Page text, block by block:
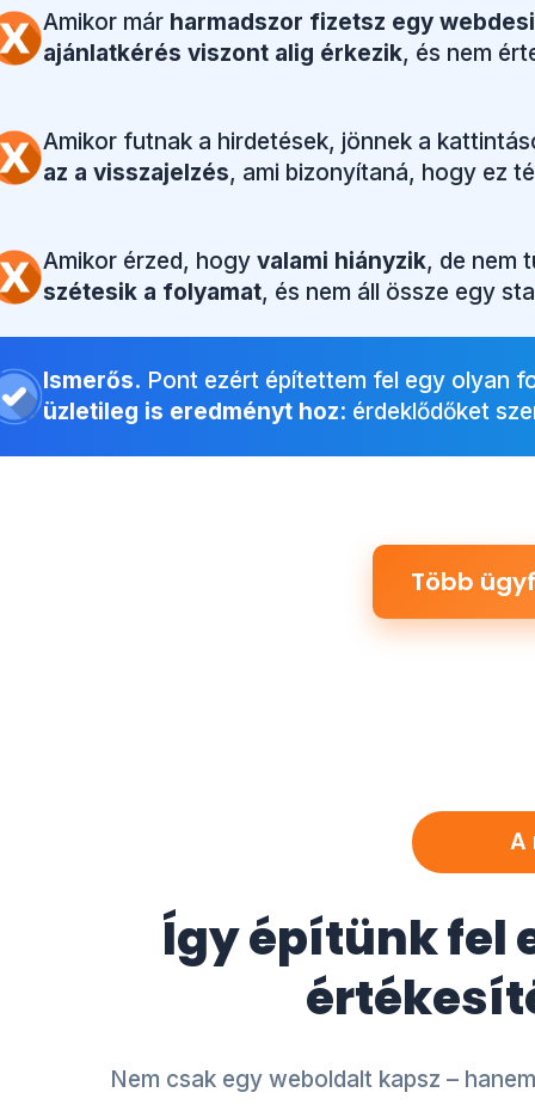
Amikor már harmadszor fizetsz egy
ajánlatkérés viszont alig érkezik, és nem
Amikor futnak a hirdetések, jönnek a
az a visszajelzés, ami bizonyítaná, hogy ez
Amikor érzed, hogy valami hiányzik, de nem
szétesik a folyamat, és nem áll össze egy
Ismerős. Pont ezért építettem fel egy olyan
üzletileg is eredményt hoz: érdeklődőket
Több
A
Így építünk fel
Nem csak egy weboldalt kapsz –